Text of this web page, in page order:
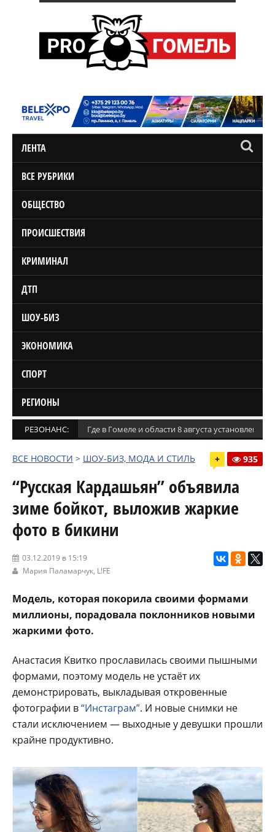
ЛЕНТА
ВСЕ РУБРИКИ
ОБЩЕСТВО
ПРОИСШЕСТВИЯ
КРИМИНАЛ
ДТП
ШОУ-БИЗ
ЭКОНОМИКА
СПОРТ
РЕГИОНЫ
РЕЗОНАНС: Где в Гомеле и области 8 августа установлены
ВСЕ НОВОСТИ > ШОУ-БИЗ, МОДА И СТИЛЬ + 935
“Русская Кардашьян” объявила
зиме бойкот, выложив жаркие
фото в бикини
03.12.2019 в 15:19
Мария Паламарчук, L!FE
Модель, которая покорила своими формами
миллионы, порадовала поклонников новыми
жаркими фото.
Анастасия Квитко прославилась своими пышными
формами, поэтому модель не устаёт их
демонстрировать, выкладывая откровенные
фотографии в“Инстаграм”. И новые снимки не
стали исключением — выходные у девушки прошли
крайне продуктивно.